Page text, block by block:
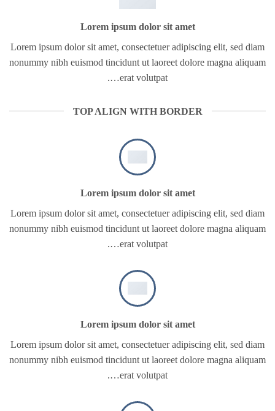
Lorem ipsum dolor sit amet
Lorem ipsum dolor sit amet, consectetuer adipiscing elit, sed diam
nonummy nibh euismod tincidunt ut laoreet dolore magna aliquam
erat volutpat….
TOP ALIGN WITH BORDER
Lorem ipsum dolor sit amet
Lorem ipsum dolor sit amet, consectetuer adipiscing elit, sed diam
nonummy nibh euismod tincidunt ut laoreet dolore magna aliquam
erat volutpat….
Lorem ipsum dolor sit amet
Lorem ipsum dolor sit amet, consectetuer adipiscing elit, sed diam
nonummy nibh euismod tincidunt ut laoreet dolore magna aliquam
erat volutpat….